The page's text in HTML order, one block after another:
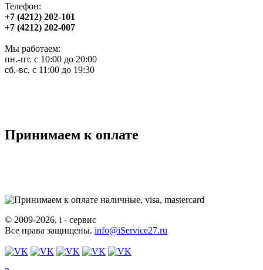
Телефон:
+7 (4212) 202-101
+7 (4212) 202-007
Мы работаем:
пн.-пт. с 10:00 до 20:00
сб.-вс. с 11:00 до 19:30
Принимаем к оплате
© 2009-2026, i - сервис
Все права защищены. info@iService27.ru